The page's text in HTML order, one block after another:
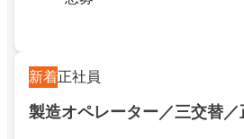
新着正社員
製造オペレーター／三交替／